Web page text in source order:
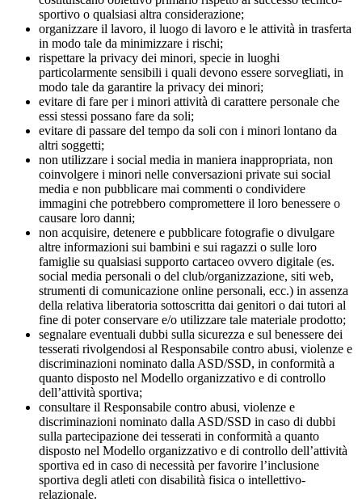
sportivo o qualsiasi altra considerazione;
organizzare il lavoro, il luogo di lavoro e le attività in trasferta
in modo tale da minimizzare i rischi;
rispettare la privacy dei minori, specie in luoghi
particolarmente sensibili i quali devono essere sorvegliati, in
modo tale da garantire la privacy dei minori;
evitare di fare per i minori attività di carattere personale che
essi stessi possano fare da soli;
evitare di passare del tempo da soli con i minori lontano da
altri soggetti;
non utilizzare i social media in maniera inappropriata, non
coinvolgere i minori nelle conversazioni private sui social
media e non pubblicare mai commenti o condividere
immagini che potrebbero compromettere il loro benessere o
causare loro danni;
non acquisire, detenere e pubblicare fotografie o divulgare
altre informazioni sui bambini e sui ragazzi o sulle loro
famiglie su qualsiasi supporto cartaceo ovvero digitale (es.
social media personali o del club/organizzazione, siti web,
strumenti di comunicazione online personali, ecc.) in assenza
della relativa liberatoria sottoscritta dai genitori o dai tutori al
fine di poter conservare e/o utilizzare tale materiale prodotto;
segnalare eventuali dubbi sulla sicurezza e sul benessere dei
tesserati rivolgendosi al Responsabile contro abusi, violenze e
discriminazioni nominato dalla ASD/SSD, in conformità a
quanto disposto nel Modello organizzativo e di controllo
dell’attività sportiva;
consultare il Responsabile contro abusi, violenze e
discriminazioni nominato dalla ASD/SSD in caso di dubbi
sulla partecipazione dei tesserati in conformità a quanto
disposto nel Modello organizzativo e di controllo dell’attività
sportiva ed in caso di necessità per favorire l’inclusione
sportiva degli atleti con disabilità fisica o intellettivo-
relazionale.